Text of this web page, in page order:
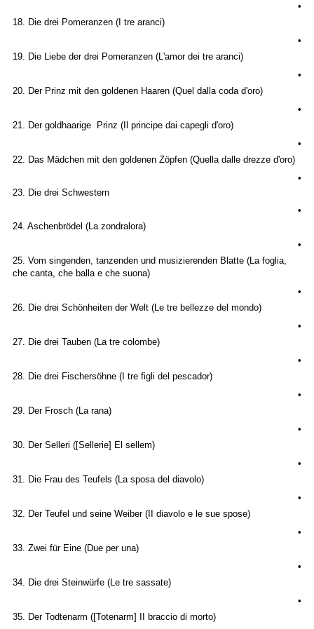
•
18. Die drei Pomeranzen (I tre aranci)
•
19. Die Liebe der drei Pomeranzen (L'amor dei tre aranci)
•
20. Der Prinz mit den goldenen Haaren (Quel dalla coda d'oro)
•
21. Der goldhaarige Prinz (Il principe dai capegli d'oro)
•
22. Das Mädchen mit den goldenen Zöpfen (Quella dalle drezze d'oro)
•
23. Die drei Schwestern
•
24. Aschenbrödel (La zondralora)
•
25. Vom singenden, tanzenden und musizierenden Blatte (La foglia,
che canta, che balla e che suona)
•
26. Die drei Schönheiten der Welt (Le tre bellezze del mondo)
•
27. Die drei Tauben (La tre colombe)
•
28. Die drei Fischersöhne (I tre figli del pescador)
•
29. Der Frosch (La rana)
•
30. Der Selleri ([Sellerie] El sellem)
•
31. Die Frau des Teufels (La sposa del diavolo)
•
32. Der Teufel und seine Weiber (II diavolo e le sue spose)
•
33. Zwei für Eine (Due per una)
•
34. Die drei Steinwürfe (Le tre sassate)
•
35. Der Todtenarm ([Totenarm] II braccio di morto)